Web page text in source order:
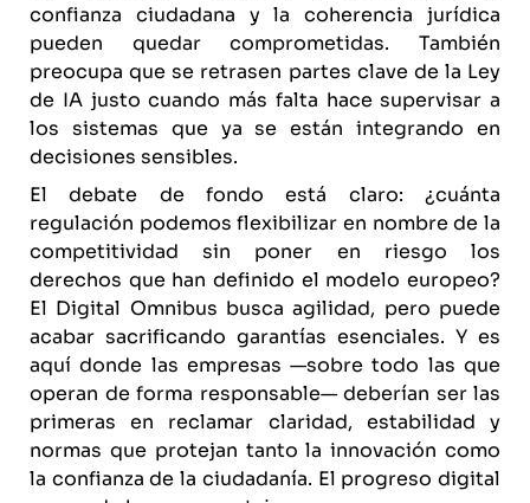
confianza ciudadana y la coherencia jurídica
pueden quedar comprometidas. También
preocupa que se retrasen partes clave de la Ley
de IA justo cuando más falta hace supervisar a
los sistemas que ya se están integrando en
decisiones sensibles.
El debate de fondo está claro: ¿cuánta
regulación podemos flexibilizar en nombre de la
competitividad sin poner en riesgo los
derechos que han definido el modelo europeo?
El Digital Omnibus busca agilidad, pero puede
acabar sacrificando garantías esenciales. Y es
aquí donde las empresas —sobre todo las que
operan de forma responsable— deberían ser las
primeras en reclamar claridad, estabilidad y
normas que protejan tanto la innovación como
la confianza de la ciudadanía. El progreso digital